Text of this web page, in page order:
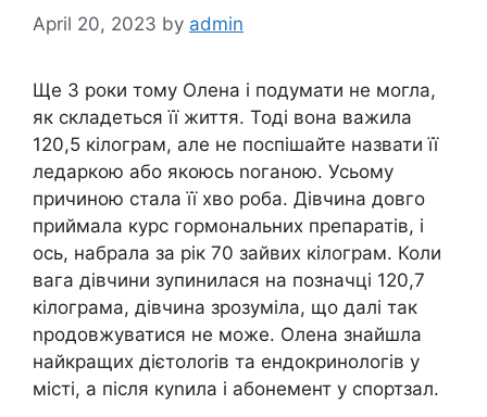
April 20, 2023 by admin
Ще 3 роки тому Олена і подумати не могла,
як складеться її життя. Тоді вона важила
120,5 кілограм, але не поспішайте назвати її
ледаркою або якоюсь nоганою. Усьому
причиною стала її хво роба. Дівчина довго
приймала курс гормональних препаратів, і
ось, набрала за рік 70 зайвих кілограм. Коли
вага дівчини зупинилася на позначці 120,7
кілограма, дівчина зрозуміла, що далі так
nродовжуватися не може. Олена знайшла
найкращих дієтолоrів та ендокринологів у
місті, а після куnила і абонемент у спортзал.